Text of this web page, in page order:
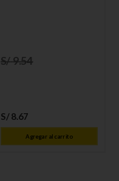
S/9.54
S/8.67
Agregar al carrito